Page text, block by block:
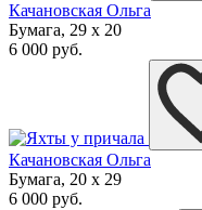
Качановская Ольга
Бумага, 29 x 20
6 000 руб.
Качановская Ольга
Бумага, 20 x 29
6 000 руб.